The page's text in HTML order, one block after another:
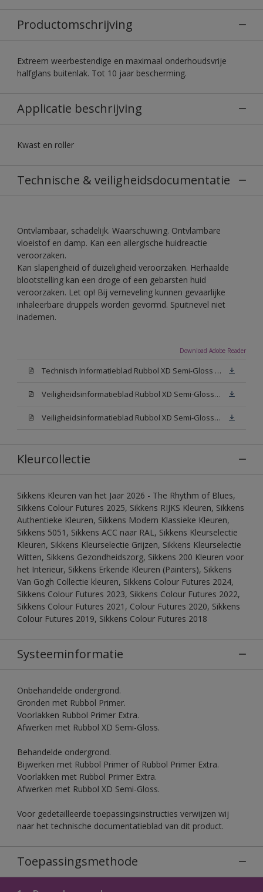
Productomschrijving
Extreem weerbestendige en maximaal onderhoudsvrije
halfglans buitenlak. Tot 10 jaar bescherming.
Applicatie beschrijving
Kwast en roller
Technische & veiligheidsdocumentatie
Ontvlambaar, schadelijk. Waarschuwing. Ontvlambare
vloeistof en damp. Kan een allergische huidreactie
veroorzaken.
Kan slaperigheid of duizeligheid veroorzaken. Herhaalde
blootstelling kan een droge of een gebarsten huid
veroorzaken. Let op! Bij verneveling kunnen gevaarlijke
inhaleerbare druppels worden gevormd. Spuitnevel niet
inademen.
Download Adobe Reader
Technisch Informatieblad Rubbol XD Semi-Gloss (PDF)
Veiligheidsinformatieblad Rubbol XD Semi-Gloss White W05 (MSDS)
Veiligheidsinformatieblad Rubbol XD Semi-Gloss N00 (MSDS)
Kleurcollectie
Sikkens Kleuren van het Jaar 2026 - The Rhythm of Blues,
Sikkens Colour Futures 2025, Sikkens RIJKS Kleuren, Sikkens
Authentieke Kleuren, Sikkens Modern Klassieke Kleuren,
Sikkens 5051, Sikkens ACC naar RAL, Sikkens Kleurselectie
Kleuren, Sikkens Kleurselectie Grijzen, Sikkens Kleurselectie
Witten, Sikkens Gezondheidszorg, Sikkens 200 Kleuren voor
het Interieur, Sikkens Erkende Kleuren (Painters), Sikkens
Van Gogh Collectie kleuren, Sikkens Colour Futures 2024,
Sikkens Colour Futures 2023, Sikkens Colour Futures 2022,
Sikkens Colour Futures 2021, Colour Futures 2020, Sikkens
Colour Futures 2019, Sikkens Colour Futures 2018
Systeeminformatie
Onbehandelde ondergrond.
Gronden met Rubbol Primer.
Voorlakken Rubbol Primer Extra.
Afwerken met Rubbol XD Semi-Gloss.
Behandelde ondergrond.
Bijwerken met Rubbol Primer of Rubbol Primer Extra.
Voorlakken met Rubbol Primer Extra.
Afwerken met Rubbol XD Semi-Gloss.
Voor gedetailleerde toepassingsinstructies verwijzen wij
naar het technische documentatieblad van dit product.
Toepassingsmethode